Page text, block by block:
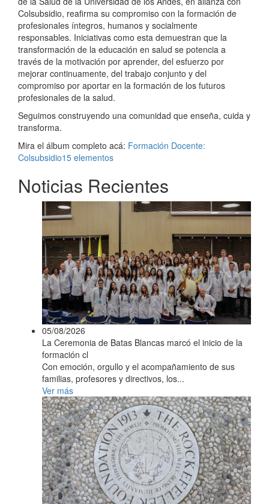
Colsubsidio, reafirma su compromiso con la formación de
profesionales íntegros, humanos y socialmente
responsables. Iniciativas como esta demuestran que la
transformación de la educación en salud se potencia a
través de la motivación por aprender, del esfuerzo por
mejorar continuamente, del trabajo conjunto y del
compromiso por aportar en la formación de los futuros
profesionales de la salud.
Seguimos construyendo una comunidad que enseña, cuida y
transforma.
Mira el álbum completo acá: Formación Docente:
Colsubsidio15 elementos
Noticias Recientes
05/08/2026
La Ceremonia de Batas Blancas marcó el inicio de la
formación cl
Con emoción, orgullo y el acompañamiento de sus
familias, profesores y directivos, los...
Ver más